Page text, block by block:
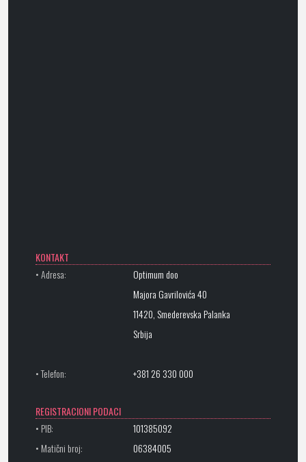
KONTAKT
• Adresa:
Optimum doo
Majora Gavrilovića 40
11420, Smederevska Palanka
Srbija
• Telefon: +381 26 330 000
REGISTRACIONI PODACI
• PIB:
101385092
• Matični broj:
06384005